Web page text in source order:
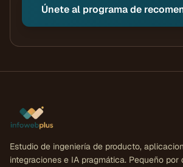
Únete al programa de
Estudio de ingeniería de producto,
integraciones e IA pragmática. Pequeño por